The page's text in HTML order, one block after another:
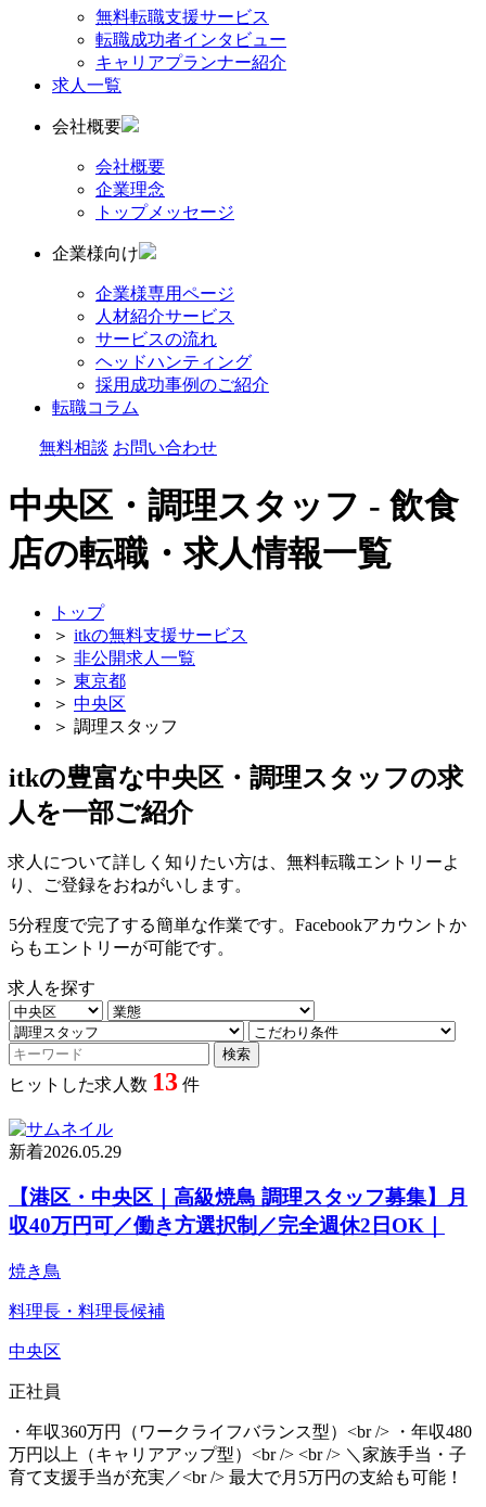
無料転職支援サービス
転職成功者インタビュー
キャリアプランナー紹介
求人一覧
会社概要
会社概要
企業理念
トップメッセージ
企業様向け
企業様専用ページ
人材紹介サービス
サービスの流れ
ヘッドハンティング
採用成功事例のご紹介
転職コラム
無料相談 お問い合わせ
中央区・調理スタッフ - 飲食
店の転職・求人情報一覧
トップ
＞ itkの無料支援サービス
＞ 非公開求人一覧
＞ 東京都
＞ 中央区
＞ 調理スタッフ
itkの豊富な中央区・調理スタッフの求
人を一部ご紹介
求人について詳しく知りたい方は、無料転職エントリーよ
り、ご登録をおねがいします。
5分程度で完了する簡単な作業です。Facebookアカウントか
らもエントリーが可能です。
求人を探す
ヒットした求人数 13 件
新着2026.05.29
【港区・中央区｜高級焼鳥 調理スタッフ募集】月
収40万円可／働き方選択制／完全週休2日OK｜
焼き鳥
料理長・料理長候補
中央区
正社員
・年収360万円（ワークライフバランス型）<br /> ・年収480
万円以上（キャリアアップ型）<br /> <br /> ＼家族手当・子
育て支援手当が充実／<br /> 最大で月5万円の支給も可能！